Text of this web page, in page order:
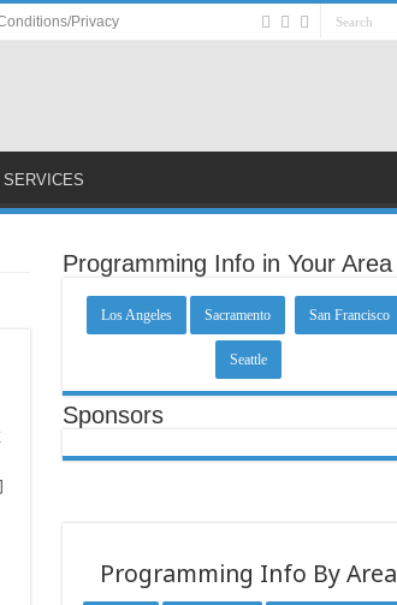
Privacy
Programming Info in Your Area
Los Angeles Sacramento San Francisco
Seattle
Sponsors
Programming Info By Area